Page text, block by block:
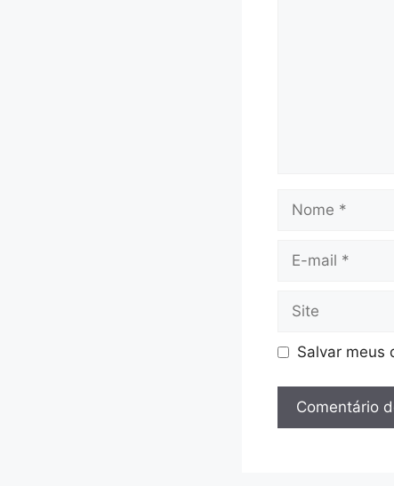
Nome
Site
Salvar meus